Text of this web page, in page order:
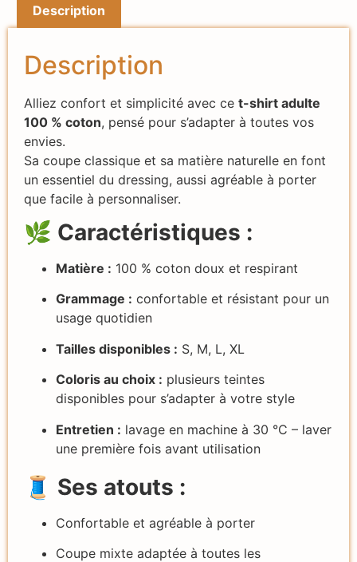
Description
Description
Alliez confort et simplicité avec ce t-shirt adulte
100 % coton, pensé pour s’adapter à toutes vos
envies.
Sa coupe classique et sa matière naturelle en font
un essentiel du dressing, aussi agréable à porter
que facile à personnaliser.
🌿 Caractéristiques :
Matière : 100 % coton doux et respirant
Grammage : confortable et résistant pour un
usage quotidien
Tailles disponibles : S, M, L, XL
Coloris au choix : plusieurs teintes
disponibles pour s’adapter à votre style
Entretien : lavage en machine à 30 °C – laver
une première fois avant utilisation
🧵 Ses atouts :
Confortable et agréable à porter
Coupe mixte adaptée à toutes les